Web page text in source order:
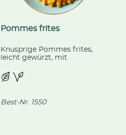
Pommes frites
Knusprige Pommes frites,
leicht gewürzt, mit
Ketchup (separat beigelegt).
Best-Nr. 1550